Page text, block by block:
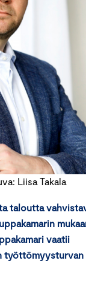
Liisa Takala
taloutta
vaatii
työttömyysturvan